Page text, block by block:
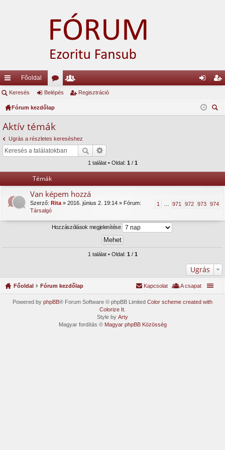
yo
rs
lin
ke
k
Főoldal
ór
u
m
ok
ag
ép is
Keresés Belépés Regisztráció
Fórum kezdőlap
Aktív témák
Ugrás a részletes kereséshez
1 találat • Oldal: 1 / 1
Témák
Van képem hozzá
1 971 972 973 974
Szerző: Rita » 2016. június 2. 19:14 » Fórum:
Társalgó
Hozzászólások megjelenítése
1 találat • Oldal: 1 / 1
Ugrás
Főoldal Fórum kezdőlap A csapat
Kapcsolat
Powered by phpBB® Forum Software © phpBB Limited Color scheme created with
Colorize It
Style by Arty
Magyar fordítás © Magyar phpBB Közösség